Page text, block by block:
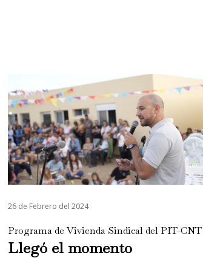
26 de Febrero del 2024
Programa de Vivienda Sindical del PIT-CNT
Llegó el momento